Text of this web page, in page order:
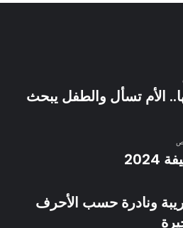
الأم تسأل والطفل يبحث
ونادرة حسب الأحرف